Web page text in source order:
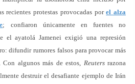
recientes protestas provocadas porel alza
; confiaron únicamente en fuentes no
el ayatolá Jamenei exigió una represión
difundir rumores falsos para provocar más
algunos más de estos, Reutersrazona
destruir el desafiante ejemplo de Irán